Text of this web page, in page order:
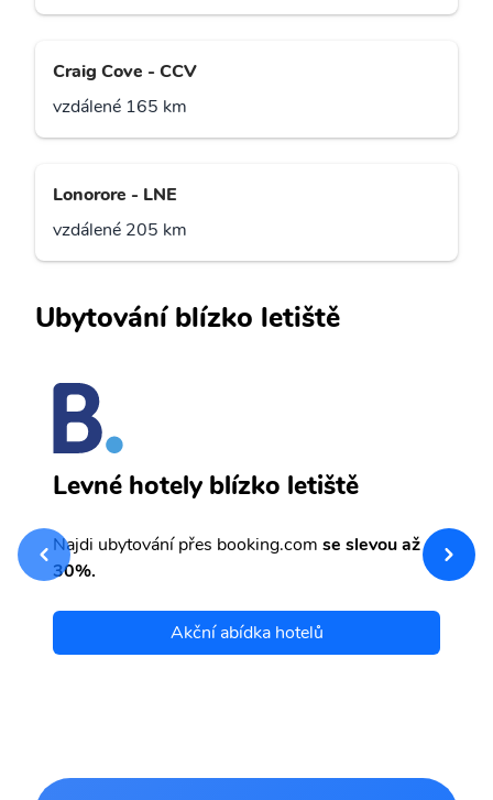
Craig Cove - CCV
vzdálené 165 km
Lonorore - LNE
vzdálené 205 km
Ubytování blízko letiště
Levné hotely blízko letiště
Najdi ubytování přes booking.com se slevou až
30%.
Akční abídka hotelů